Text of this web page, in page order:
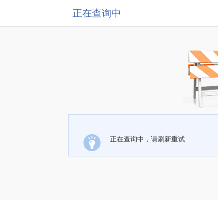
正在查询中
正在查询中，请刷新重试